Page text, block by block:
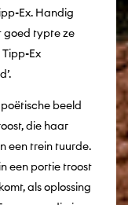
Ex. Handig
goed typte ze
Ex
beeld
die haar
een trein tuurde.
een portie troost
als oplossing